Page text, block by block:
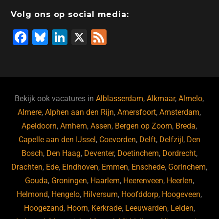
o
o
k
n
o
n
s
p
Volg ons op social media:
F
b
o
o
k
Bl
ky
Li
dI
n
X
Bekijk ook vacatures inAlblasserdam,Alkmaar,Almelo,
Almere,Alphen aan den Rijn,Amersfoort,Amsterdam,
Apeldoorn,Arnhem,Assen, Bergen op Zoom, Breda,
Capelle aan den IJssel, Coevorden, Delft, Delfzijl, Den
Bosch, Den Haag, Deventer, Doetinchem, Dordrecht,
Drachten, Ede, Eindhoven, Emmen, Enschede, Gorinchem,
Gouda, Groningen, Haarlem, Heerenveen, Heerlen,
Helmond, Hengelo, Hilversum, Hoofddorp, Hoogeveen,
Hoogezand, Hoorn, Kerkrade, Leeuwarden, Leiden,